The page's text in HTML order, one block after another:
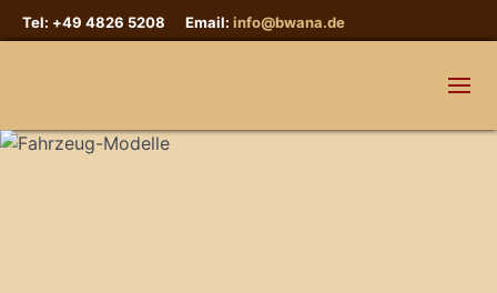
Tel: +49 4826 5208 Email: info@bwana.de